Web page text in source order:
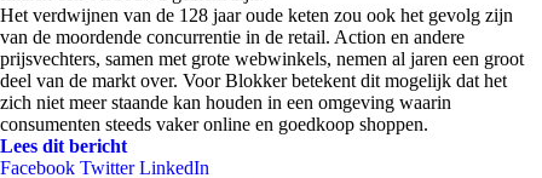
Het verdwijnen van de 128 jaar oude keten zou ook het gevolg zijn
van de moordende concurrentie in de retail. Action en andere
prijsvechters, samen met grote webwinkels, nemen al jaren een groot
deel van de markt over. Voor Blokker betekent dit mogelijk dat het
zich niet meer staande kan houden in een omgeving waarin
consumenten steeds vaker online en goedkoop shoppen.
Lees dit bericht
Facebook Twitter LinkedIn